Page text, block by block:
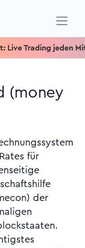
Trading jeden
(money